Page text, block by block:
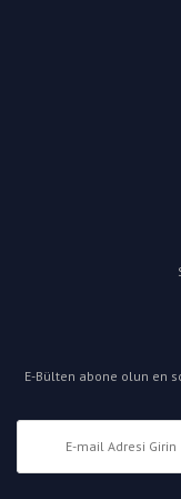
E-Bülten abone olun en